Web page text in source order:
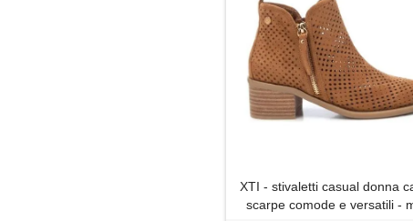
XTI - stivaletti casual donna
scarpe comode e versatili -